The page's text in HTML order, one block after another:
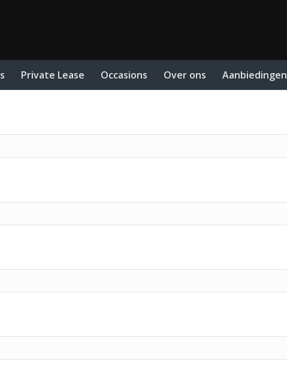
Private Lease Occasions Over ons Aanbiedingen